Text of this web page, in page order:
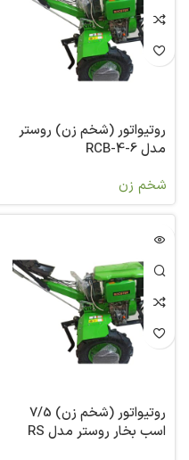
روتیواتور (شخم زن) روستر
مدل RCB-4-6
شخم زن
روتیواتور (شخم زن) 7/5
اسب بخار روستر مدل RS